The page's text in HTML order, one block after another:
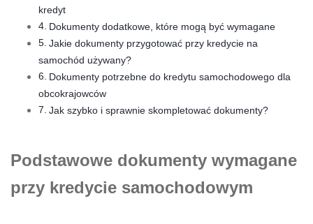
kredyt
Dokumenty dodatkowe, które mogą być wymagane
Jakie dokumenty przygotować przy kredycie na
samochód używany?
Dokumenty potrzebne do kredytu samochodowego dla
obcokrajowców
Jak szybko i sprawnie skompletować dokumenty?
Podstawowe dokumenty wymagane
przy kredycie samochodowym